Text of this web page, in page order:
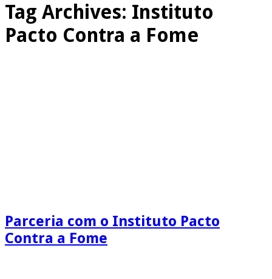
Tag Archives: Instituto
Pacto Contra a Fome
Parceria com o Instituto Pacto
Contra a Fome